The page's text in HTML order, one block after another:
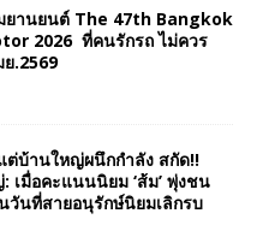
ยานยนต์ The 47th Bangkok
2026 ที่คนรักรถ ไม่ควร
.2569
ต่บ้านใหญ่ผนึกกำลัง สกัด!!
เมื่อคะแนนนิยม ‘ส้ม’ พุ่งชน
วันที่สายอนุรักษ์นิยมเลิกรบ